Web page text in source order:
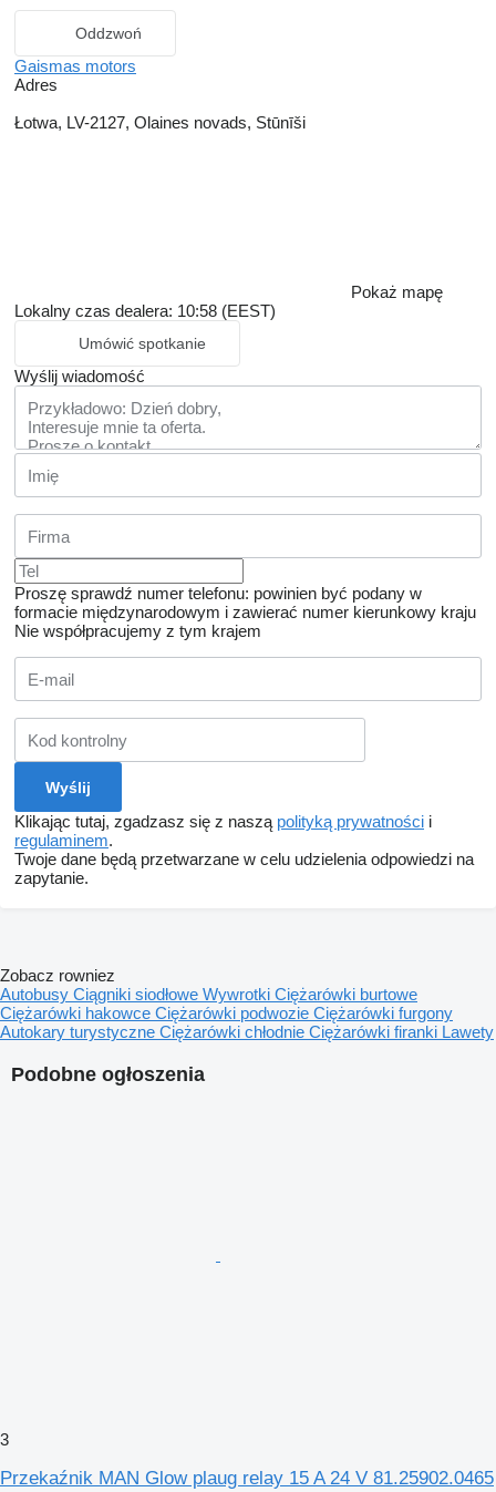
Oddzwoń
Gaismas motors
Adres
Łotwa, LV-2127, Olaines novads, Stūnīši
Pokaż mapę
Lokalny czas dealera: 10:58 (EEST)
Umówić spotkanie
Wyślij wiadomość
Proszę sprawdź numer telefonu: powinien być podany w
formacie międzynarodowym i zawierać numer kierunkowy kraju
Nie współpracujemy z tym krajem
Klikając tutaj, zgadzasz się z naszą polityką prywatności i
regulaminem.
Twoje dane będą przetwarzane w celu udzielenia odpowiedzi na
zapytanie.
Podobne ogłoszenia
3
Przekaźnik MAN Glow plaug relay 15 A 24 V 81.25902.0465
Zobacz rowniez
Autobusy Ciągniki siodłowe Wywrotki Ciężarówki burtowe
Ciężarówki hakowce Ciężarówki podwozie Ciężarówki furgony
Autokary turystyczne Ciężarówki chłodnie Ciężarówki firanki Lawety